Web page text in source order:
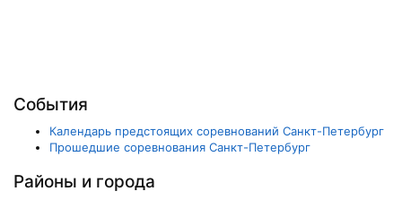
События
Календарь предстоящих соревнований Санкт-Петербург
Прошедшие соревнования Санкт-Петербург
Районы и города